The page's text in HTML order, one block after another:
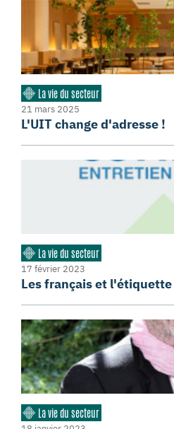
La vie du secteur
21 mars 2025
L'UIT change d'adresse !
La vie du secteur
17 février 2023
Les français et
La vie du secteur